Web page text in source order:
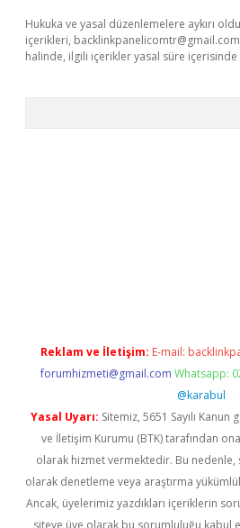
Hukuka ve yasal düzenlemelere aykırı
içerikleri, backlinkpanelicomtr@gmail.com
halinde, ilgili içerikler yasal süre içerisinde
Reklam ve İletişim: E-mail:
forumhizmeti@gmail.com Whatsapp:
@karabul
Yasal Uyarı: Sitemiz, 5651 Sayılı
ve İletişim Kurumu (BTK) tarafından
olarak hizmet vermektedir. Bu
olarak denetleme veya araştırma
Ancak, üyelerimiz yazdıkları içeriklerin
siteye üye olarak bu sorumluluğu kabul